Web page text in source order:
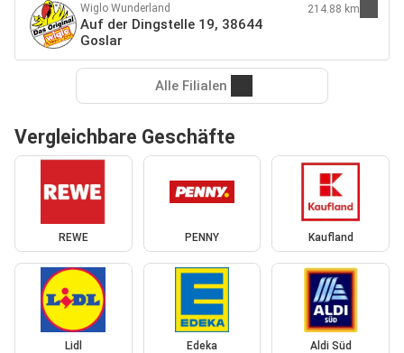
Wiglo Wunderland
Auf der Dingstelle 19, 38644
Goslar
214.88 km
Alle Filialen
Vergleichbare Geschäfte
REWE PENNY Kaufland
Lidl Edeka Aldi Süd